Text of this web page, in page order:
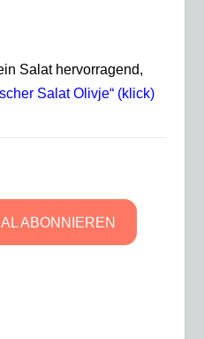
Salat hervorragend,
Salat Olivje“ (klick)
ABONNIEREN